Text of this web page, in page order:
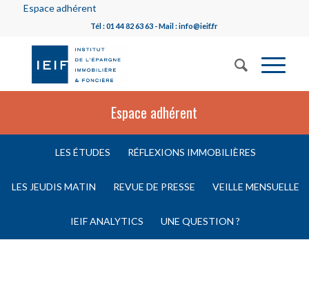
Espace adhérent
Tél : 01 44 82 63 63 - Mail : info@ieif.fr
Espace adhérent
LES ÉTUDES RÉFLEXIONS IMMOBILIÈRES
LES JEUDIS MATIN REVUE DE PRESSE VEILLE MENSUELLE
IEIF ANALYTICS UNE QUESTION ?